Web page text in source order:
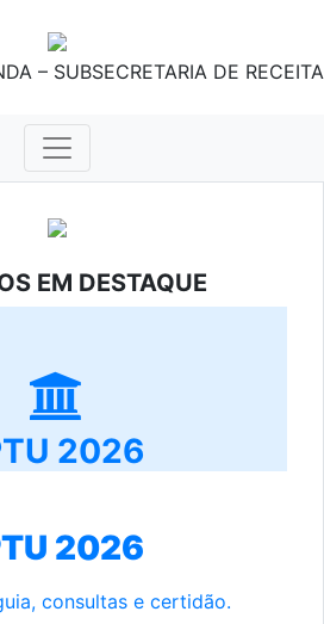
– SUBSECRETARIA DE RECEITA
EM DESTAQUE
2026
2026
consultas e certidão.